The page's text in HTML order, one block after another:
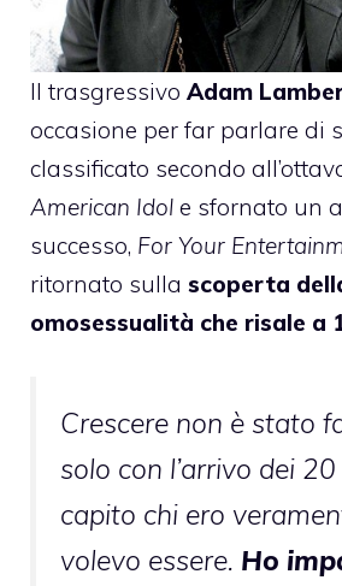
Il trasgressivo Adam
occasione per far parlare di
classificato secondo
American Idol e sfornato un
successo, For Your
ritornato sulla scoperta
omosessualità che risale a
Crescere non è stato
solo con l’arrivo dei
capito chi ero
volevo essere. Ho